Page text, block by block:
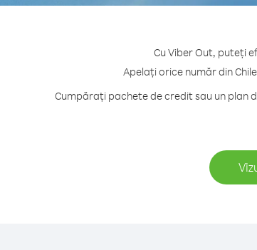
Cu Viber Out, puteți
Apelați orice număr din
Cumpărați pachete de credit sau un plan